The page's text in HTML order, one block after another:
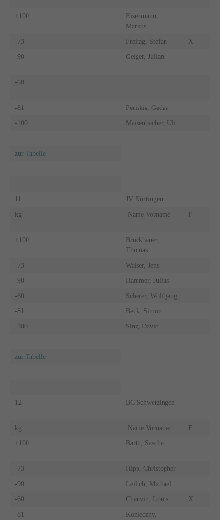
+100
Eisenmann,
Markus
-73 Freitag, Stefan X
-90 Geiger, Julian
-60
-81 Periskis, Gedas
-100 Maisenbacher, Uli
zur Tabelle
11 JV Nürtingen
kg Name Vorname F
+100
Bruckbauer,
Thomas
-73 Walser, Jens
-90 Hammer, Julius
-60 Scherer, Wolfgang
-81 Beck, Simon
-100 Sinz, David
zur Tabelle
12 BC Schwetzingen
kg Name Vorname F
+100 Barth, Sascha
-73 Hipp, Christopher
-90 Leilich, Michael
-60 Chauvin, Louis X
-81
Konieczny,